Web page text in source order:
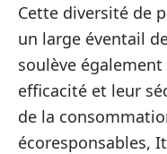
Cette diversité de
un large éventail
soulève
efficacité et leur
de la
écoresponsables,